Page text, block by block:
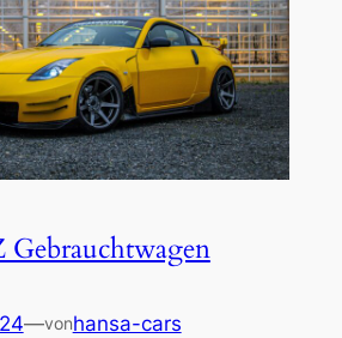
Gebrauchtwagen
—vonhansa-cars